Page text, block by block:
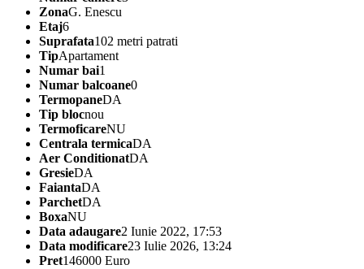
ZonaG. Enescu
Etaj6
Suprafata102 metri patrati
TipApartament
Numar bai1
Numar balcoane0
TermopaneDA
Tip blocnou
TermoficareNU
Centrala termicaDA
Aer ConditionatDA
GresieDA
FaiantaDA
ParchetDA
BoxaNU
Data adaugare2 Iunie 2022, 17:53
Data modificare23 Iulie 2026, 13:24
Pret146000 Euro